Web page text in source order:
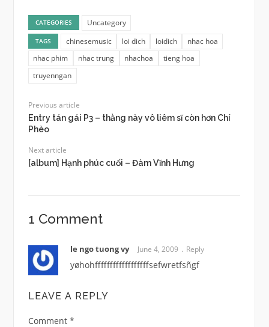
CATEGORIES Uncategory
TAGS chinesemusic loi dich loidich
nhac hoa
nhac phim
nhac trung nhachoa
tieng hoa
truyenngan
Previous article
Entry tán gái P3 – thằng này vô liêm sĩ còn hơn Chí
Phèo
Next article
[album] Hạnh phúc cuối – Đàm Vĩnh Hưng
1 Comment
le ngo tuong vy June 4, 2009 Reply
yøhohffffffffffffffffffsefwretfsñgf
LEAVE A REPLY
Comment *